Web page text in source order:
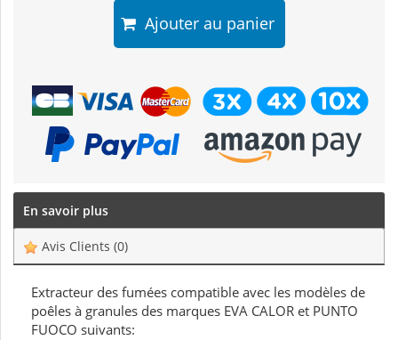
Ajouter au panier
En savoir plus
Avis Clients (0)
Extracteur des fumées compatible avec les modèles de
poêles à granules des marques EVA CALOR et PUNTO
FUOCO suivants: